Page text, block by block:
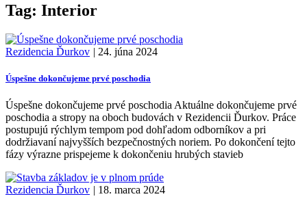
Tag: Interior
Rezidencia Ďurkov | 24. júna 2024
Úspešne dokončujeme prvé poschodia
Úspešne dokončujeme prvé poschodia Aktuálne dokončujeme prvé
poschodia a stropy na oboch budovách v Rezidencii Ďurkov. Práce
postupujú rýchlym tempom pod dohľadom odborníkov a pri
dodržiavaní najvyšších bezpečnostných noriem. Po dokončení tejto
fázy výrazne prispejeme k dokončeniu hrubých stavieb
Rezidencia Ďurkov | 18. marca 2024